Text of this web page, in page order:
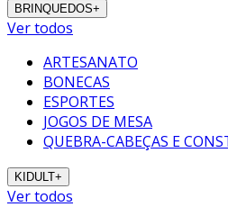
BRINQUEDOS+
Ver todos
ARTESANATO
BONECAS
ESPORTES
JOGOS DE MESA
QUEBRA-CABEÇAS E
KIDULT+
Ver todos